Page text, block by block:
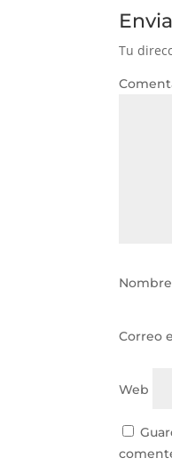
Tu
Correo
Web